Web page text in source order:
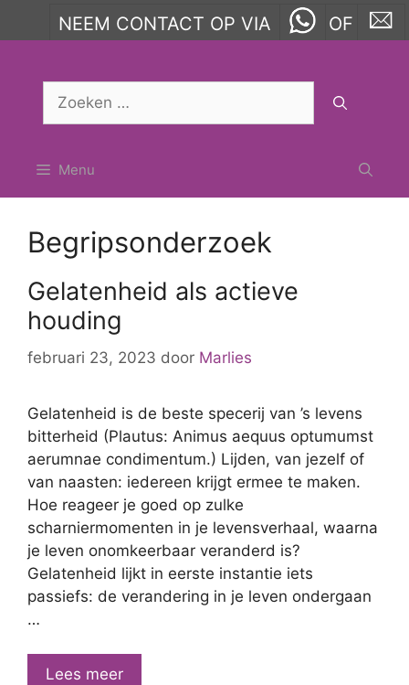
NEEM CONTACT OP VIA OF
Zoek
Menu
Begripsonderzoek
Gelatenheid als actieve
houding
februari 23, 2023 door Marlies
Gelatenheid is de beste specerij van ’s levens
bitterheid (Plautus: Animus aequus optumumst
aerumnae condimentum.) Lijden, van jezelf of
van naasten: iedereen krijgt ermee te maken.
Hoe reageer je goed op zulke
scharniermomenten in je levensverhaal, waarna
je leven onomkeerbaar veranderd is?
Gelatenheid lijkt in eerste instantie iets
passiefs: de verandering in je leven ondergaan
…
Lees meerGelatenheid